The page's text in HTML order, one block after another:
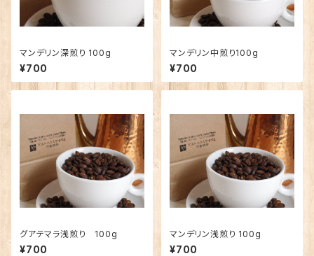
マンデリン深煎り 100g
¥700
マンデリン中煎り100g
¥700
グアテマラ浅煎り 100g
¥700
マンデリン浅煎り 100g
¥700